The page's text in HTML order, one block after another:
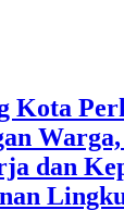
Kota
dan